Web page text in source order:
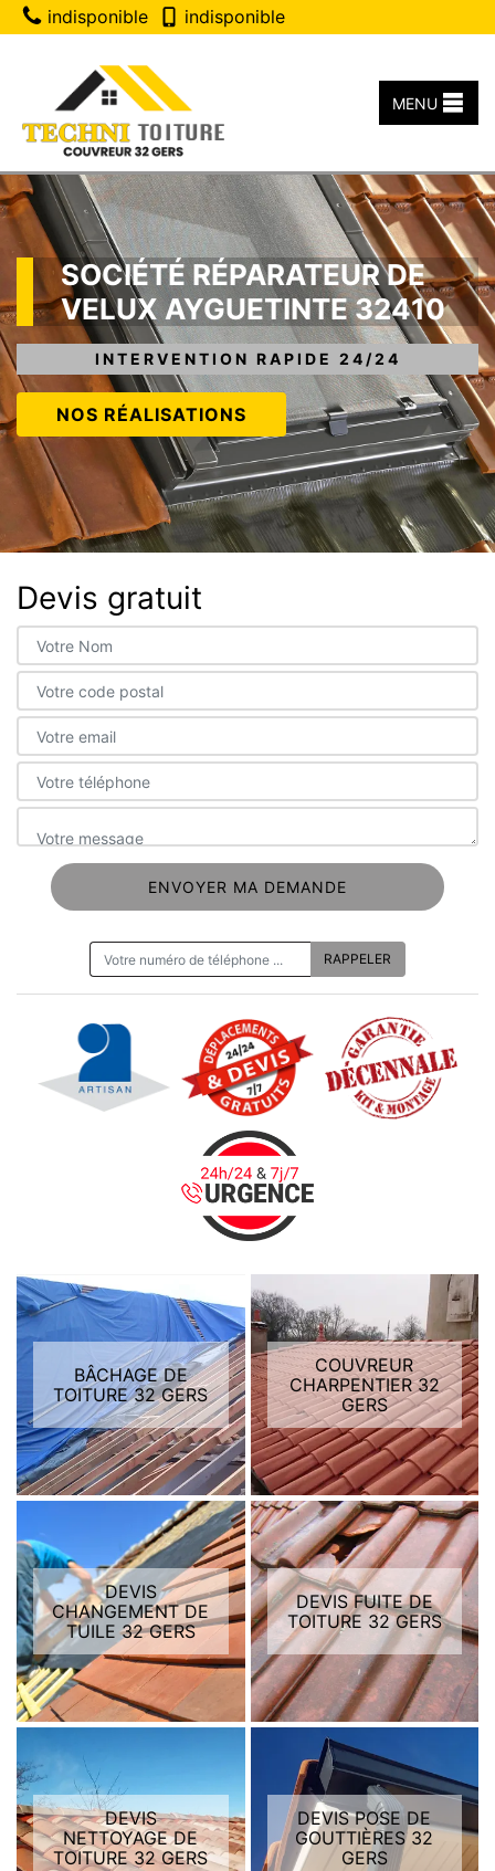
indisponible indisponible
MENU
SOCIÉTÉ RÉPARATEUR DE
VELUX AYGUETINTE 32410
INTERVENTION RAPIDE 24/24
NOS RÉALISATIONS
Devis gratuit
BÂCHAGE DE
TOITURE 32 GERS
COUVREUR
CHARPENTIER 32
GERS
DEVIS
CHANGEMENT DE
TUILE 32 GERS
DEVIS FUITE DE
TOITURE 32 GERS
DEVIS
NETTOYAGE DE
TOITURE 32 GERS
DEVIS POSE DE
GOUTTIÈRES 32
GERS